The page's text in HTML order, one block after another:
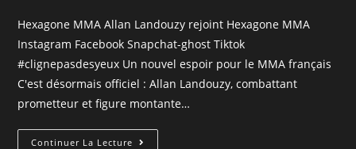
Hexagone MMA Allan Landouzy rejoint Hexagone MMA
Instagram Facebook Snapchat-ghost Tiktok
#clignepasdesyeux Un nouvel espoir pour le MMA français
C'est désormais officiel : Allan Landouzy, combattant
prometteur et figure montante…
Continuer La Lecture